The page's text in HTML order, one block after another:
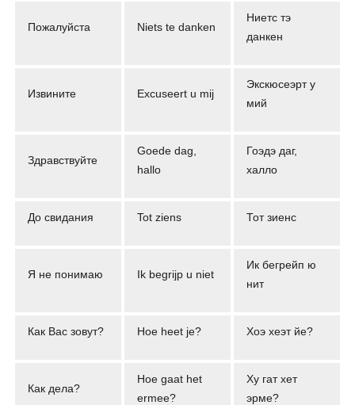
Пожалуйста Niets te danken
Ниетс тэ
данкен
Извините Excuseert u mij
Экскюсеэрт у
мий
Здравствуйте
Goede dag,
hallo
Гоэдэ даг,
халло
До свидания Tot ziens Тот зиенс
Я не понимаю Ik begrijp u niet
Ик бегрейп ю
нит
Как Вас зовут? Hoe heet je? Хоэ хеэт йе?
Как дела?
Hoe gaat het
ermee?
Ху гат хет
эрме?